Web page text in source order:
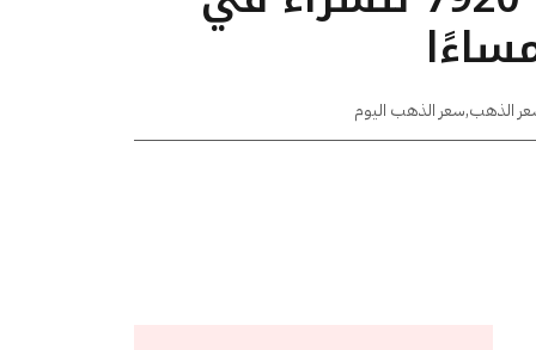
الذهب,سعر الذهب اليوم